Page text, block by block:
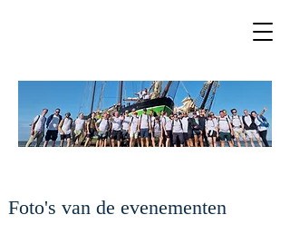
Foto's van de evenementen